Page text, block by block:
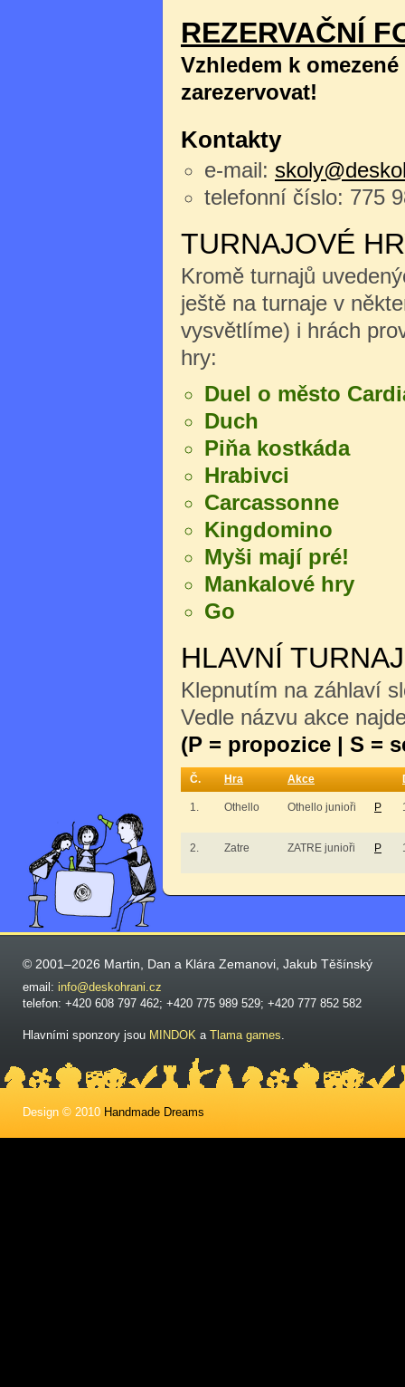
REZERVAČNÍ
Vzhledem k
zarezervovat!
Kontakty
e-mail:
telefonní číslo: 775
TURNAJOVÉ
Kromě turnajů
ještě na turnaje v
vysvětlíme) i hrách
hry:
Duel o město
Duch
Piňa kostkáda
Hrabivci
Carcassonne
Kingdomino
Myši mají pré!
Mankalové hry
Go
HLAVNÍ
Klepnutím na záhlaví
Vedle názvu akce
(P = propozice | S =
Č. Hra Akce
1. Othello Othello junioři P
2. Zatre ZATRE junioři P
© 2001–2026 Martin, Dan a Klára Zemanovi, Jakub Těšínský
email: info@deskohrani.cz
telefon: +420 608 797 462; +420 775 989 529; +420 777 852 582
Hlavními sponzory jsou MINDOK a Tlama games.
Design © 2010 Handmade Dreams